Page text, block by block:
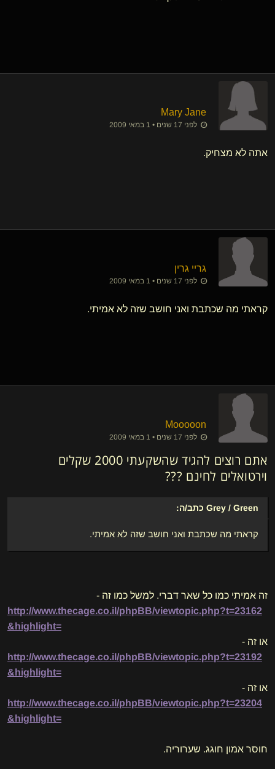
Mary Jane
לפני 17 שנים • 1 במאי 2009
אתה לא מצחיק.
גריי גרין
לפני 17 שנים • 1 במאי 2009
קראתי מה שכתבת ואני חושב שזה לא אמיתי.
Mooooon
לפני 17 שנים • 1 במאי 2009
אתם רוצים להגיד שהשקעתי 2000 שקלים
וירטואלים לחינם ???
Grey / Green כתב/ה:
קראתי מה שכתבת ואני חושב שזה לא אמיתי.
זה אמיתי כמו כל שאר דברי. למשל כמו זה -
http://www.thecage.co.il/phpBB/viewtopic.php?t=23162
&highlight=
או זה -
http://www.thecage.co.il/phpBB/viewtopic.php?t=23192
&highlight=
או זה -
http://www.thecage.co.il/phpBB/viewtopic.php?t=23204
&highlight=
חוסר אמון חוגג. שערוריה.